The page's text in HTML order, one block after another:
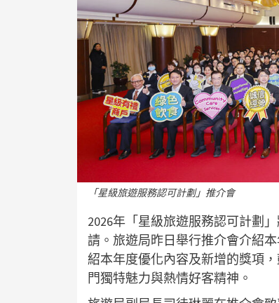
「星級旅遊服務認可計劃」推介會
2026年「星級旅遊服務認可計劃
請。旅遊局昨日舉行推介會介紹
紹本年度優化內容及新增的獎項
門獨特魅力與熱情好客精神。